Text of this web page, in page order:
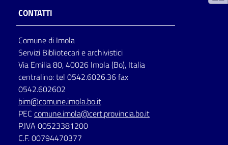
per
lettura
Seguici
su
CONTATTI
Comune di Imola
Servizi Bibliotecari e archivistici
Via Emilia 80, 40026 Imola (Bo), Italia
centralino: tel 0542.6026.36 fax
0542.602602
bim@comune.imola.bo.it
PEC comune.imola@cert.provincia.bo.it
P.IVA 00523381200
C.F. 00794470377